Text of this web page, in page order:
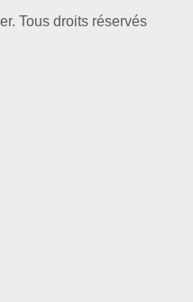
Tous droits réservés